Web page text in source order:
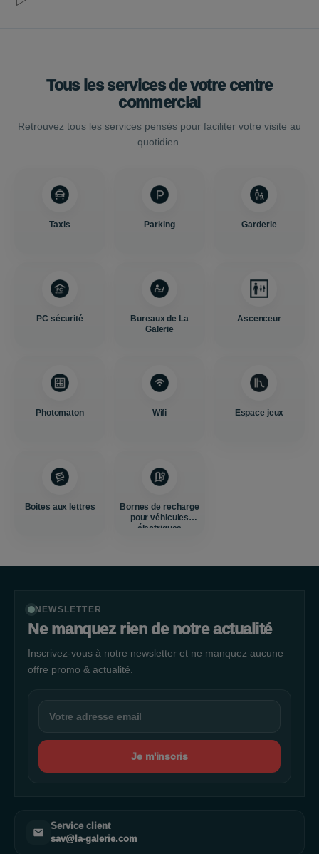
Tous les services de votre centre
commercial
Retrouvez tous les services pensés pour faciliter votre visite au
quotidien.
Taxis Parking Garderie
PC sécurité
Bureaux de La
Galerie
Ascenceur
Photomaton Wifi Espace jeux
Boites aux lettres
Bornes de recharge
pour véhicules
électriques
NEWSLETTER
Ne manquez rien de notre actualité
Inscrivez-vous à notre newsletter et ne manquez aucune
offre promo & actualité.
Je m'inscris
Service client
sav@la-galerie.com